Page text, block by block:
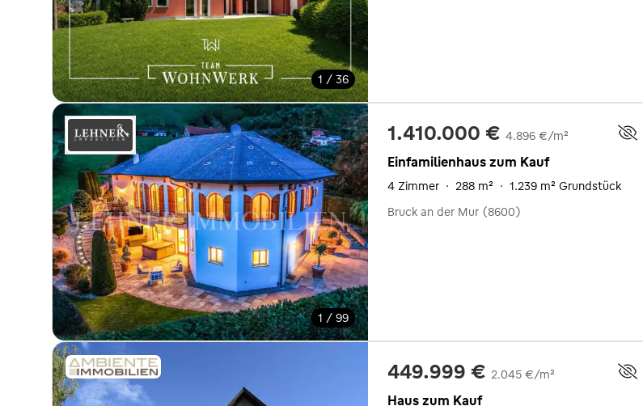
1 / 36
1 / 99
1.410.000 € 4.896 €/m²
Einfamilienhaus zum Kauf
4 Zimmer · 288 m² · 1.239 m² Grundstück
Bruck an der Mur (8600)
449.999 € 2.045 €/m²
Haus zum Kauf